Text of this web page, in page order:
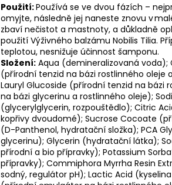
Použití:Používá se ve dvou fázích –
omyjte, následně jej naneste znovu v
zbaví nečistot a mastnoty, a důkladně
použití Výživného balzámu Nobilis Tilia.
teplotou, nesnižuje účinnost šamponu.
Složení: Aqua (demineralizovaná voda);
(přírodní tenzid na bázi rostlinného oleje
Lauryl Glucoside (přírodní tenzid na bázi
na bázi glycerinu a rostlinného oleje);
(glycerylglycerin, rozpouštědlo); Citric
kopřivy dvoudomé); Sucrose Cocoate
(D-Panthenol, hydratační složka); PCA
glycerinu); Glycerin (hydratační látka);
přírodní a bio přípravky); Potassium
přípravky); Commiphora Myrrha Resin
sodný, regulátor pH); Lactic Acid